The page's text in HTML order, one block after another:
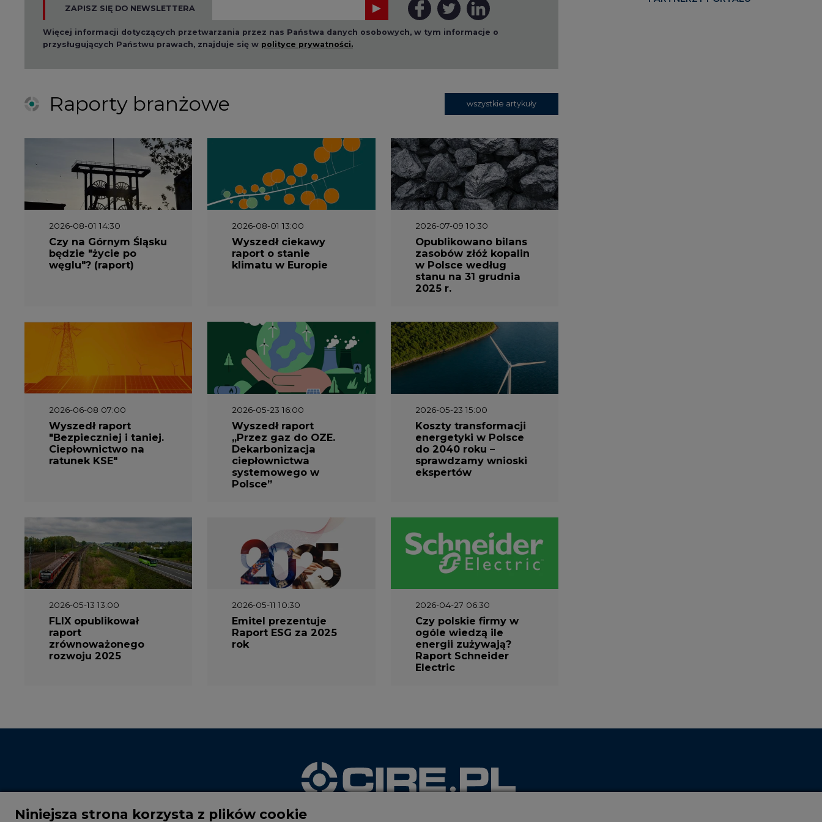
ZAPISZ SIĘ DO NEWSLETTERA
Więcej informacji dotyczących przetwarzania przez nas Państwa danych osobowych, w tym informacje o
przysługujących Państwu prawach, znajduje się w polityce prywatności.
Raporty branżowe wszystkie artykuły
2026-08-01 14:30
Czy na Górnym Śląsku
będzie "życie po
węglu"? (raport)
2026-08-01 13:00
Wyszedł ciekawy
raport o stanie
klimatu w Europie
2026-07-09 10:30
Opublikowano bilans
zasobów złóż kopalin
w Polsce według
stanu na 31 grudnia
2025 r.
2026-06-08 07:00
Wyszedł raport
"Bezpieczniej i taniej.
Ciepłownictwo na
ratunek KSE"
2026-05-23 16:00
Wyszedł raport
„Przez gaz do OZE.
Dekarbonizacja
ciepłownictwa
systemowego w
Polsce”
2026-05-23 15:00
Koszty transformacji
energetyki w Polsce
do 2040 roku –
sprawdzamy wnioski
ekspertów
2026-05-13 13:00
FLIX opublikował
raport
zrównoważonego
rozwoju 2025
2026-05-11 10:30
Emitel prezentuje
Raport ESG za 2025
rok
2026-04-27 06:30
Czy polskie firmy w
ogóle wiedzą ile
energii zużywają?
Raport Schneider
Electric
Niniejsza strona korzysta z plików cookie